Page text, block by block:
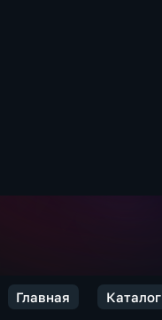
Главная Каталог